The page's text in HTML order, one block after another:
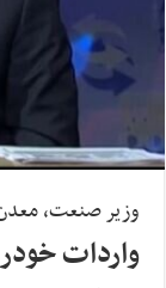
وزیر صنعت،
واردات